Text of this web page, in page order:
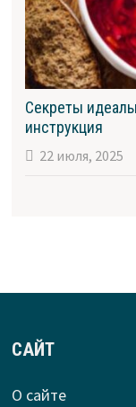
Секреты
инструкция
22 июля, 2025
САЙТ
О сайте